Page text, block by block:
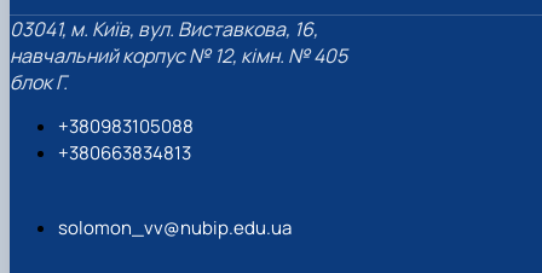
03041, м. Київ, вул. Виставкова, 16,
навчальний корпус № 12, кімн. № 405
блок Г.
+380983105088
+380663834813
solomon_vv@nubip.edu.ua